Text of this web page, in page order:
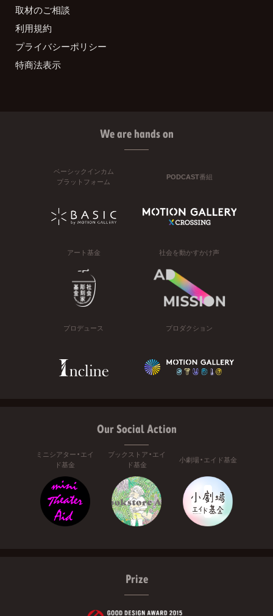
取材のご相談
利用規約
プライバシーポリシー
特商法表示
We are hands on
ベーシックインカム
プラットフォーム
PODCAST番組
アート基金 社会を動かすかけ声
プロデュース プロダクション
Our Social Action
ミニシアター・エイ
ド基金
ブックストア・エイ
ド基金
小劇場・エイド基金
Prize